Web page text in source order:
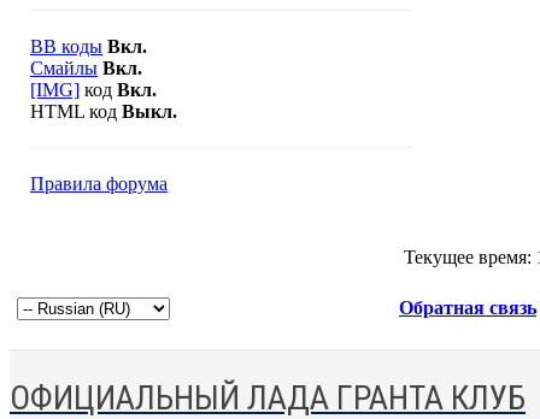
BB коды Вкл.
Смайлы Вкл.
[IMG] код Вкл.
HTML код Выкл.
Правила форума
Текущее время:
Обратная связь
ОФИЦИАЛЬНЫЙ ЛАДА ГРАНТА КЛУБ